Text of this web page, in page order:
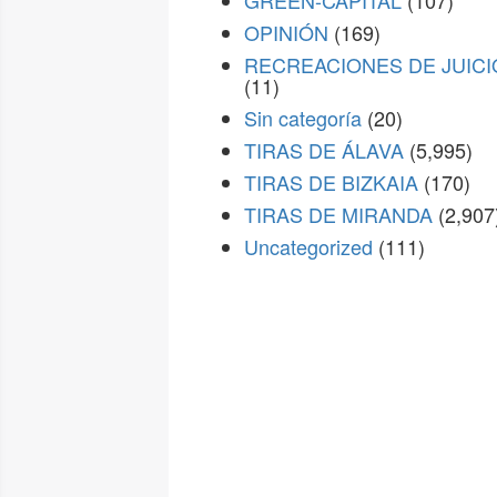
OPINIÓN (169)
RECREACIONES DE
(11)
Sin categoría (20)
TIRAS DE ÁLAVA (5,995)
TIRAS DE BIZKAIA (170)
TIRAS DE MIRANDA
Uncategorized (111)